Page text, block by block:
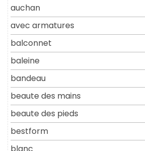
auchan
avec armatures
balconnet
baleine
bandeau
beaute des mains
beaute des pieds
bestform
blanc